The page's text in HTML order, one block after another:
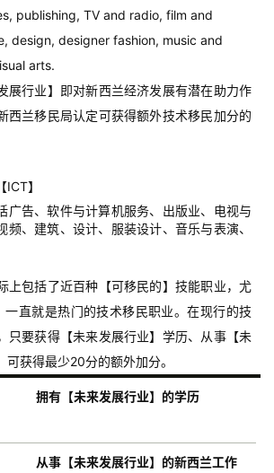
publishing, TV and radio, film and
design, designer fashion, music and
arts.
展行业】即对新西兰经济发展有潜在助力作
西兰移民局认定可获得额外技术移民加分的
【ICT】
广告、软件与计算机服务、出版业、电视与
频、建筑、设计、服装设计、音乐与表演、
上包括了近百种【可移民的】技能职业，尤
一直就是热门的技术移民职业。在现行的技
只要获得【未来发展行业】学历、从事【未
获得最少20分的额外加分。
拥有【未来发展行业】的学历
从事【未来发展行业】的新西兰工作